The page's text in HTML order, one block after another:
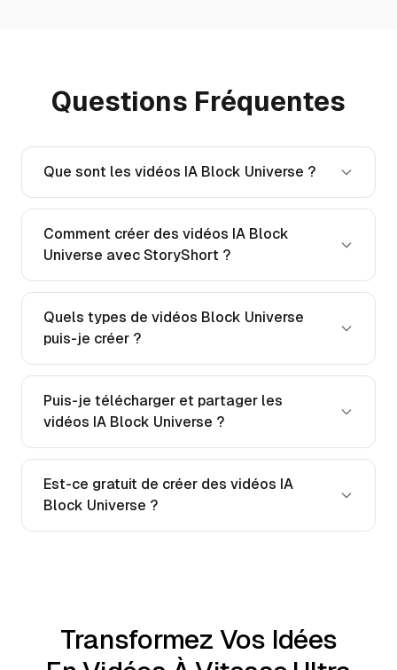
Questions Fréquentes
Que sont les vidéos IA Block Universe ?
Comment créer des vidéos IA Block
Universe avec StoryShort ?
Quels types de vidéos Block Universe
puis-je créer ?
Puis-je télécharger et partager les
vidéos IA Block Universe ?
Est-ce gratuit de créer des vidéos IA
Block Universe ?
Transformez Vos Idées